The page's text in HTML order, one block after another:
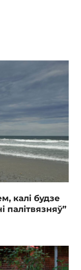
калі будзе
палітвязняў”